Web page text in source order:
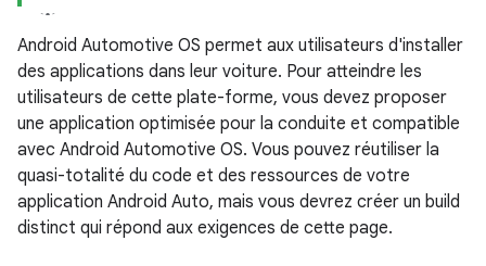
Android Automotive OS permet aux utilisateurs d'installer
des applications dans leur voiture. Pour atteindre les
utilisateurs de cette plate-forme, vous devez proposer
une application optimisée pour la conduite et compatible
avec Android Automotive OS. Vous pouvez réutiliser la
quasi-totalité du code et des ressources de votre
application Android Auto, mais vous devrez créer un build
distinct qui répond aux exigences de cette page.